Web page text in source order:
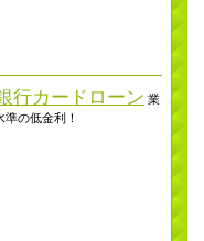
行カードローン 業
準の低金利！